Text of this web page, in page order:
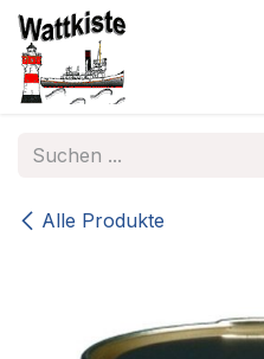
Zum Inhalt springen
Alle Produkte